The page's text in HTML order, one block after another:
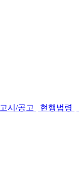
고시/공고 현행법령